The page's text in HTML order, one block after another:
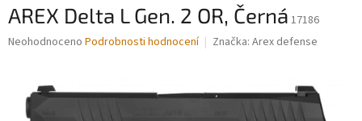
AREX Delta L Gen. 2 OR, Černá 17186
Průměrné
Neohodnoceno Podrobnosti hodnocení Značka: Arex defense